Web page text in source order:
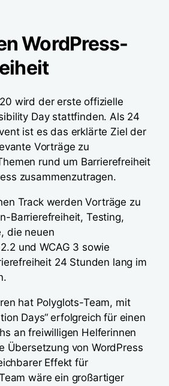
WordPress-
wird der erste offizielle
Day stattfinden. Als 24
ist es das erklärte Ziel der
Vorträge zu
rund um Barrierefreiheit
zusammenzutragen.
Track werden Vorträge zu
Barrierefreiheit, Testing,
die neuen
und WCAG 3 sowie
24 Stunden lang im
hat Polyglots-Team, mit
Days“ erfolgreich für einen
an freiwilligen Helferinnen
Übersetzung von WordPress
Effekt für
wäre ein großartiger